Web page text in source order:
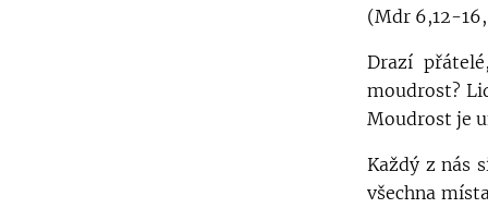
(Mdr 6,12-16,
Drazí
moudrost?
Moudrost je
Každý z nás
všechna